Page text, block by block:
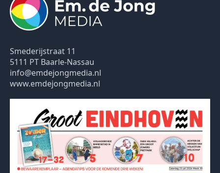
Smederijstraat 11
5111 PT Baarle-Nassau
info@emdejongmedia.nl
www.emdejongmedia.nl